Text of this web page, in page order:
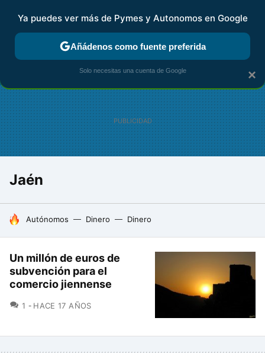
FISCALIDAD Y CONTABILIDAD KIT DIGITAL RENTA
Jaén
HOY SE HABLA DE
Autónomos Dinero Dinero
Un millón de euros de
subvención para el
comercio jiennense
1 COMENTARIOS
HACE 17 AÑOS
×
Ya puedes ver más de Pymes y Autonomos en Google
Añádenos como fuente preferida
Solo necesitas una cuenta de Google